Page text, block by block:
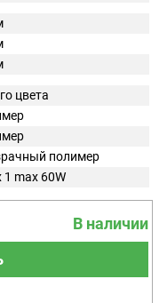
цвета
полимер
1 max 60W
В наличии